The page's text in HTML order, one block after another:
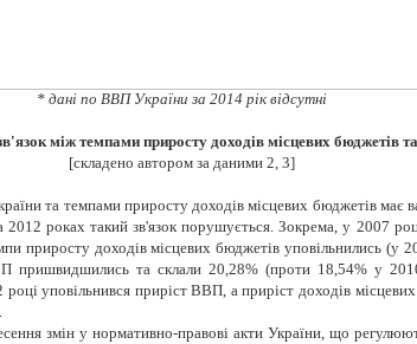
* дані по ВВП України за 2014 рік відсутні
між темпами приросту доходів місцевих бюджетів
[складено автором за даними 2, 3]
та темпами приросту доходів місцевих бюджетів
2012 роках такий зв'язок порушується. Зокрема, у 2007
приросту доходів місцевих бюджетів уповільнились (у
пришвидшились та склали 20,28% (проти 18,54% у
уповільнився приріст ВВП, а приріст доходів
змін у нормативно-правові акти України, що